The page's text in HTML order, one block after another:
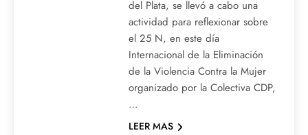
del Plata, se llevó a cabo una
actividad para reflexionar sobre
el 25 N, en este día
Internacional de la Eliminación
de la Violencia Contra la Mujer
organizado por la Colectiva CDP,
…
LEER MAS